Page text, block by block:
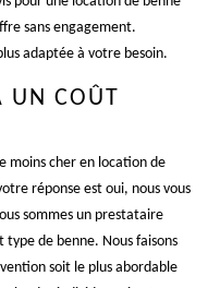
sans engagement.
adaptée à votre besoin.
UN COÛT
moins cher en location de
réponse est oui, nous vous
sommes un prestataire
de benne. Nous faisons
soit le plus abordable